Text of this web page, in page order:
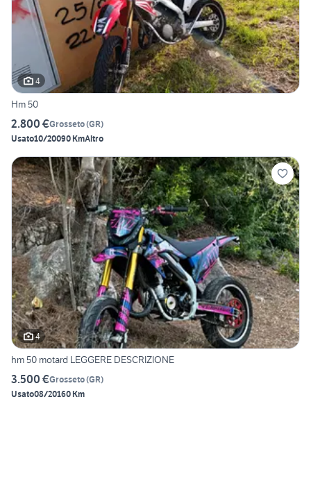
4
Hm 50
2.800 €Grosseto(GR)
Usato10/20090 KmAltro
4
hm 50 motard LEGGERE DESCRIZIONE
3.500 €Grosseto(GR)
Usato08/20160 Km